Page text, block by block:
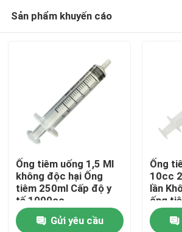
Nhà
Sản phẩm khuyến cáo
Ống tiêm uống 1,5 Ml
không độc hại Ống
tiêm 250ml Cấp độ y
tế 1000cc
Gửi yêu cầu
Ống
10cc
lần
ống